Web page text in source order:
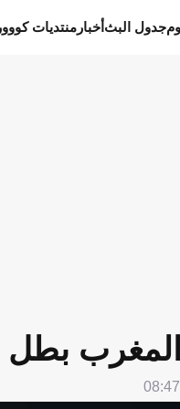
جدول البثأخبار منتديات
بطل
08:47